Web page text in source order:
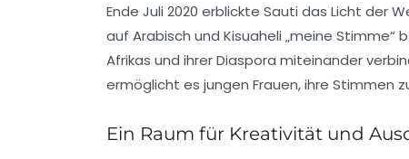
Ende Juli 2020 erblickte Sauti das Licht der
auf Arabisch und Kisuaheli „meine
Afrikas und ihrer Diaspora miteinander
ermöglicht es jungen Frauen, ihre Stimmen
Ein Raum für Kreativität und